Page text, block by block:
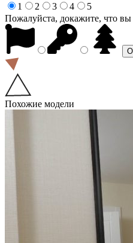
1
2 3 4
5
Пожалуйста, докажите, что вы
Похожие модели